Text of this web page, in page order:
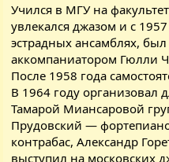
Учился в МГУ на
увлекался джазом и с
эстрадных ансамблях,
аккомпаниатором Гюлли
После 1958 года
В 1964 году организовал
Тамарой Миансаровой
Прудовский —
контрабас, Александр
выступил на московских